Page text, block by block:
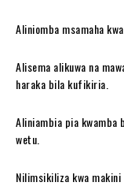
Aliniomba msamaha
Alisema alikuwa na
haraka bila kufikiria.
Aliniambia pia kwamba
wetu.
Nilimsikiliza kwa makini